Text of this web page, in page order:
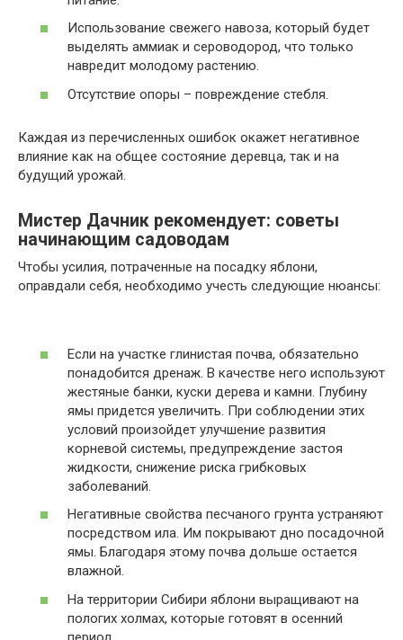
Использование свежего навоза, который будет
выделять аммиак и сероводород, что только
навредит молодому растению.
Отсутствие опоры – повреждение стебля.
Каждая из перечисленных ошибок окажет негативное
влияние как на общее состояние деревца, так и на
будущий урожай.
Мистер Дачник рекомендует: советы
начинающим садоводам
Чтобы усилия, потраченные на посадку яблони,
оправдали себя, необходимо учесть следующие нюансы:
Если на участке глинистая почва, обязательно
понадобится дренаж. В качестве него используют
жестяные банки, куски дерева и камни. Глубину
ямы придется увеличить. При соблюдении этих
условий произойдет улучшение развития
корневой системы, предупреждение застоя
жидкости, снижение риска грибковых
заболеваний.
Негативные свойства песчаного грунта устраняют
посредством ила. Им покрывают дно посадочной
ямы. Благодаря этому почва дольше остается
влажной.
На территории Сибири яблони выращивают на
пологих холмах, которые готовят в осенний